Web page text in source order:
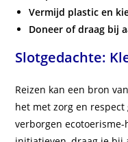
Vermijd plastic en
Doneer of draag bij
Slotgedachte:
Reizen kan een bron
het met zorg en
verborgen